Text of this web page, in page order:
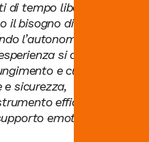
tempo libero dedicati
il bisogno di gestire gli
l’autonomia senza
si chiude infine
e cura che
sicurezza,
efficace per
emotivo e